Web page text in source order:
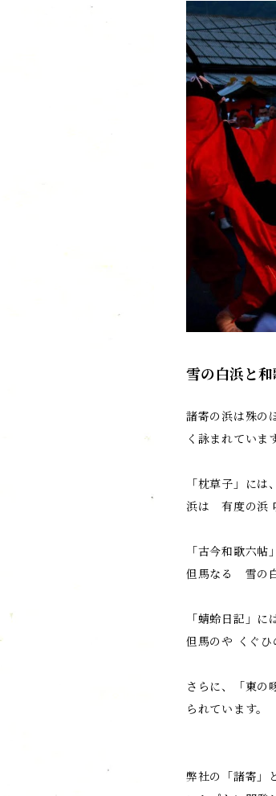
雪の白浜と和
諸寄の浜は殊の
く詠まれていま
「枕草子」には、
浜は 有度の浜
「古今和歌六
但馬なる 雪の
「蜻蛉日記」
但馬のや くぐ
さらに、「東の
られています。
弊社の「諸寄」